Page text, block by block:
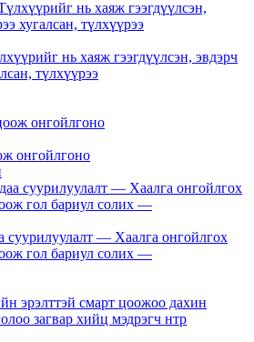
нь хаяж гээгдүүлсэн, эвдэрч
түлхүүрээ
онгойлгоно
суурилуулалт — Хаалга онгойлгох
гол бариул солих —